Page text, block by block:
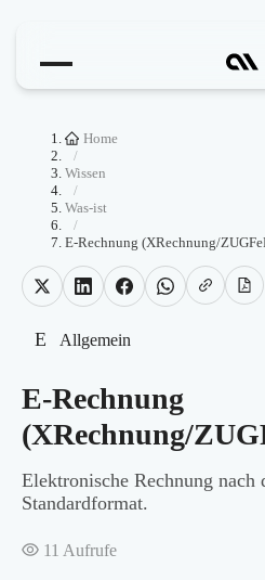
Home
/
Wissen
/
Was-ist
/
E-Rechnung (XRechnung/
E Allgemein
E-Rechnung
(XRechnung/
Elektronische Rechnung nach
Standardformat.
11 Aufrufe